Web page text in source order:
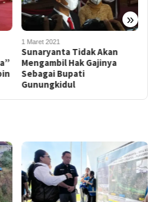
»
1 Maret 2021
Sunaryanta Tidak Akan
Mengambil Hak Gajinya
Sebagai Bupati
Gunungkidul